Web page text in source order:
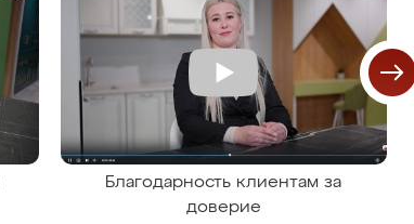
Благодарность клиентам за
доверие